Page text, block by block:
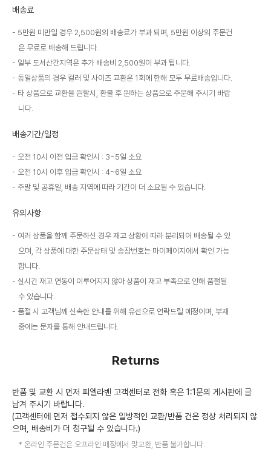
배송료
5만원 미만일 경우 2,500원의 배송료가 부과 되며, 5만원 이상의 주문건
은 무료로 배송해 드립니다.
일부 도서산간지역은 추가 배송비 2,500원이 부과 됩니다.
동일상품의 경우 컬러 및 사이즈 교환은 1회에 한해 모두 무료배송입니다.
타 상품으로 교환을 원할시, 환불 후 원하는 상품으로 주문해 주시기 바랍
니다.
배송기간/일정
오전 10시 이전 입금 확인시 : 3~5일 소요
오전 10시 이후 입금 확인시 : 4~6일 소요
주말 및 공휴일, 배송 지역에 따라 기간이 더 소요될 수 있습니다.
유의사항
여러 상품을 함께 주문하신 경우 재고 상황에 따라 분리되어 배송될 수 있
으며, 각 상품에 대한 주문상태 및 송장번호는 마이페이지에서 확인 가능
합니다.
실시간 재고 연동이 이루어지지 않아 상품이 재고 부족으로 인해 품절될
수 있습니다.
품절 시 고객님께 신속한 안내를 위해 유선으로 연락드릴 예정이며, 부재
중에는 문자를 통해 안내드립니다.
Returns
반품 및 교환 시 먼저 피엘라벤 고객센터로 전화 혹은 1:1문의 게시판에 글
남겨 주시기 바랍니다.
(고객센터에 먼저 접수되지 않은 일방적인 교환/반품 건은 정상 처리되지 않
으며, 배송비가 더 청구될 수 있습니다.)
온라인 주문건은 오프라인 매장에서 맞교환, 반품 불가합니다.